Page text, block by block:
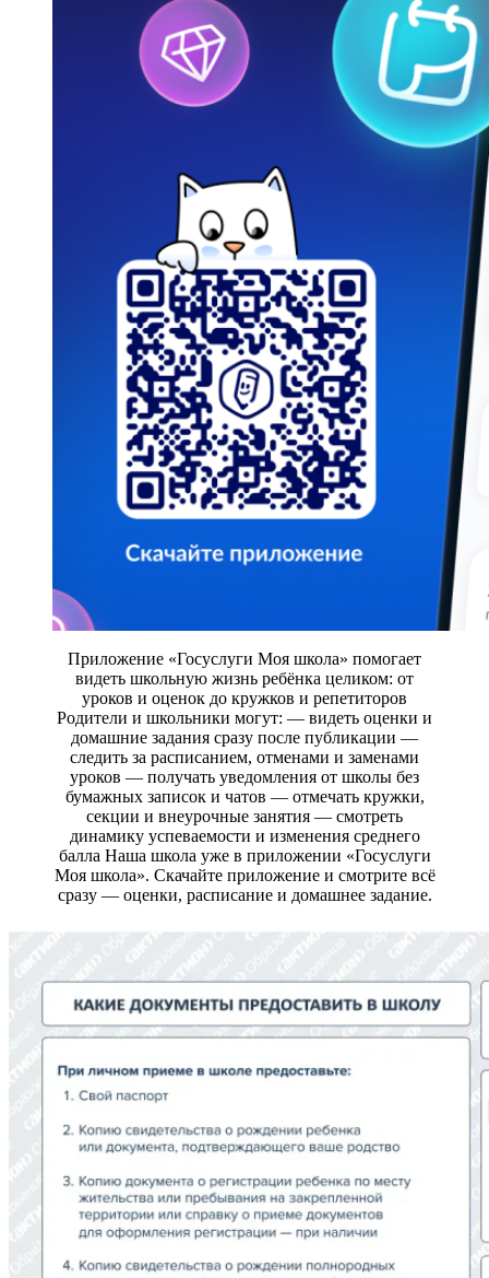
Приложение «Госуслуги Моя школа» помогает
видеть школьную жизнь ребёнка целиком: от
уроков и оценок до кружков и репетиторов
Родители и школьники могут: — видеть оценки и
домашние задания сразу после публикации —
следить за расписанием, отменами и заменами
уроков — получать уведомления от школы без
бумажных записок и чатов — отмечать кружки,
секции и внеурочные занятия — смотреть
динамику успеваемости и изменения среднего
балла Наша школа уже в приложении «Госуслуги
Моя школа». Скачайте приложение и смотрите всё
сразу — оценки, расписание и домашнее задание.